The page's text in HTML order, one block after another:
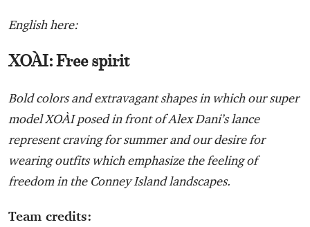
English here:
XOÀI: Free spirit
Bold colors and extravagant shapes in which our super
model XOÀI posed in front of Alex Dani’s lance
represent craving for summer and our desire for
wearing outfits which emphasize the feeling of
freedom in the Conney Island landscapes.
Team credits: